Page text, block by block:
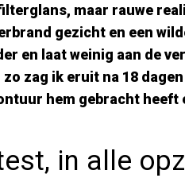
maar rauwe
gezicht en een
en laat weinig aan de
zag ik eruit na 18 dagen
hem gebracht heeft
in alle